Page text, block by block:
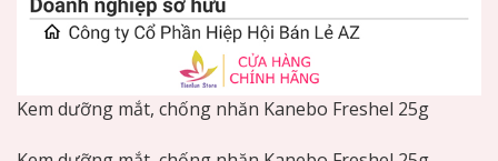
Kem dưỡng mắt, chống nhăn Kanebo Freshel 25g